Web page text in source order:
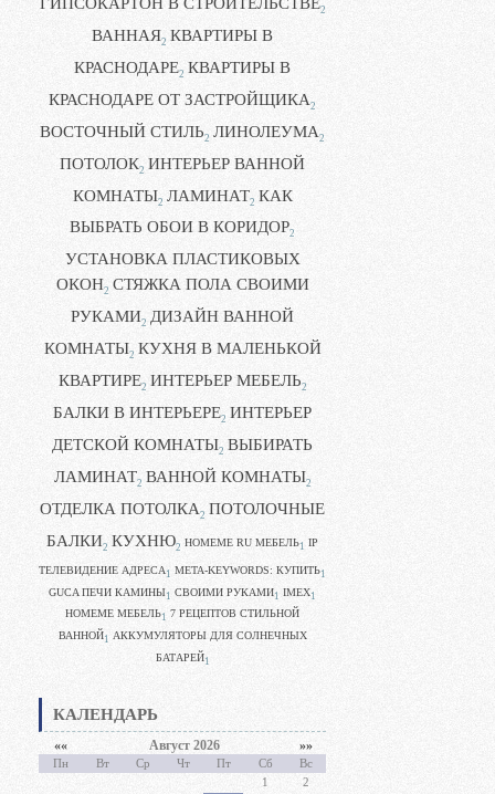
2
ВАННАЯ2 КВАРТИРЫ В
КРАСНОДАРЕ2 КВАРТИРЫ В
КРАСНОДАРЕ ОТ ЗАСТРОЙЩИКА2
ВОСТОЧНЫЙ СТИЛЬ2 ЛИНОЛЕУМА2
ПОТОЛОК2 ИНТЕРЬЕР ВАННОЙ
КОМНАТЫ2 ЛАМИНАТ2 КАК
ВЫБРАТЬ ОБОИ В КОРИДОР2
УСТАНОВКА ПЛАСТИКОВЫХ
ОКОН2 СТЯЖКА ПОЛА СВОИМИ
РУКАМИ2 ДИЗАЙН ВАННОЙ
КОМНАТЫ2 КУХНЯ В МАЛЕНЬКОЙ
КВАРТИРЕ2 ИНТЕРЬЕР МЕБЕЛЬ2
БАЛКИ В ИНТЕРЬЕРЕ2 ИНТЕРЬЕР
ДЕТСКОЙ КОМНАТЫ2 ВЫБИРАТЬ
ЛАМИНАТ2 ВАННОЙ КОМНАТЫ2
ОТДЕЛКА ПОТОЛКА2 ПОТОЛОЧНЫЕ
БАЛКИ2 КУХНЮ2 HOMEME RU МЕБЕЛЬ1 IP
ТЕЛЕВИДЕНИЕ АДРЕСА 1 META-KEYWORDS: КУПИТЬ1
GUCA ПЕЧИ КАМИНЫ1 CВОИМИ РУКАМИ1 IMEX1
HOMEME МЕБЕЛЬ1 7 РЕЦЕПТОВ СТИЛЬНОЙ
ВАННОЙ1 АККУМУЛЯТОРЫ ДЛЯ СОЛНЕЧНЫХ
БАТАРЕЙ1
КАЛЕНДАРЬ
«« Август 2026 »»
Пн Вт Ср Чт Пт Сб
Вс
1
2